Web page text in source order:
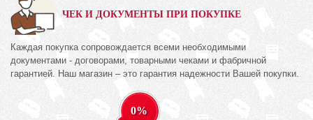
ЧЕК И ДОКУМЕНТЫ ПРИ ПОКУПКЕ
Каждая покупка сопровождается всеми необходимыми
документами - договорами, товарными чеками и фабричной
гарантией. Наш магазин – это гарантия надежности Вашей покупки.
0%